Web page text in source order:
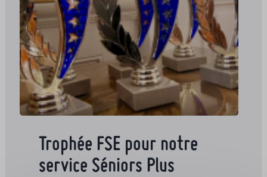
Trophée FSE pour notre
service Séniors Plus